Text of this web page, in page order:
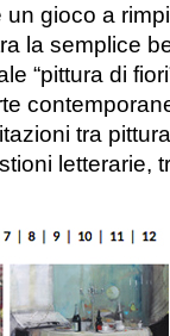
gioco a
la semplice
“pittura di
tra
letterarie,